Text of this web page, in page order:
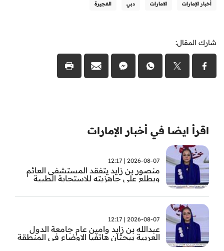
أخبار الإمارات الامارات دبي الفجيرة
شارك المقال:
اقرأ ايضا في أخبار الإمارات
2026-08-07 | 12:17
منصور بن زايد يتفقد المستشفى العائم
ويطلع على جاهزيته للاستجابة الطبية
2026-08-07 | 12:17
عبدالله بن زايد وامين عام جامعة الدول
العربية يبحثان هاتفيا الاوضاع في المنطقة